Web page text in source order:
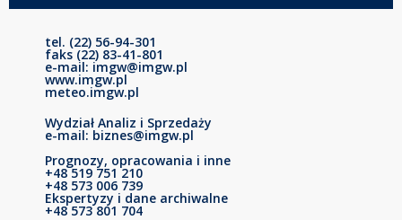
tel. (22) 56-94-301
faks (22) 83-41-801
e-mail: imgw@imgw.pl
www.imgw.pl
meteo.imgw.pl
Wydział Analiz i Sprzedaży
e-mail: biznes@imgw.pl
Prognozy, opracowania i inne
+48 519 751 210
+48 573 006 739
Ekspertyzy i dane archiwalne
+48 573 801 704